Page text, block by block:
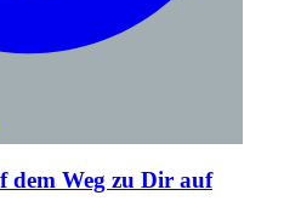
dem Weg zu Dir auf